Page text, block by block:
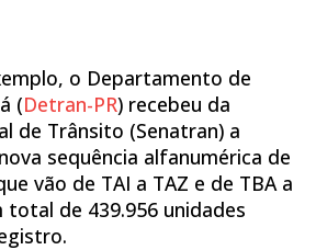
o Departamento de
(Detran-PR) recebeu da
de Trânsito (Senatran) a
sequência alfanumérica de
vão de TAI a TAZ e de TBA a
total de 439.956 unidades